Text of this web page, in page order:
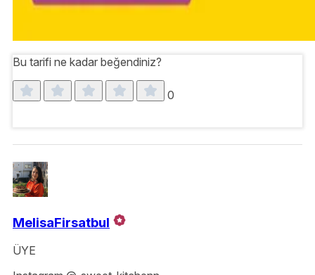
Bu tarifi ne kadar beğendiniz?
0
MelisaFirsatbul
ÜYE